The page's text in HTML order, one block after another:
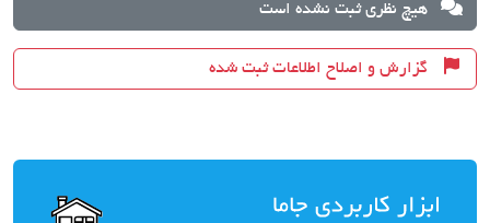
هیچ نظری ثبت نشده است
گزارش و اصلاح اطلاعات ثبت شده